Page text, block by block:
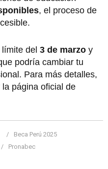
, el proceso de
del 3 de marzo y
podría cambiar tu
Para más detalles,
la página oficial de
Beca Perú 2025
Pronabec